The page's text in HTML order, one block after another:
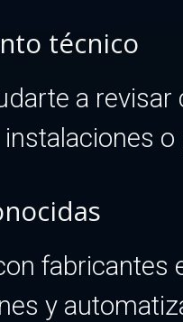
técnico
a
fabricantes
y